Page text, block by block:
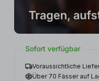
Sofort verfügbar
Voraussichtliche
Über 70 Fässer auf